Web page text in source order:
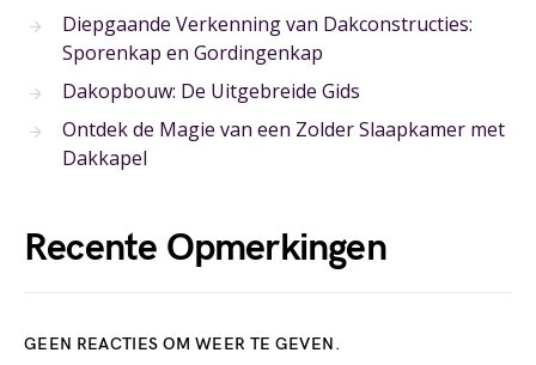
Diepgaande Verkenning van Dakconstructies:
Sporenkap en Gordingenkap
Dakopbouw: De Uitgebreide Gids
Ontdek de Magie van een Zolder Slaapkamer met
Dakkapel
Recente Opmerkingen
GEEN REACTIES OM WEER TE GEVEN.